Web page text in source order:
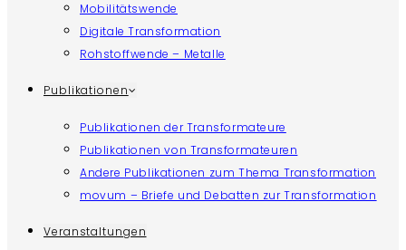
Mobilitätswende
Digitale Transformation
Rohstoffwende – Metalle
Publikationen
Publikationen der Transformateure
Publikationen von Transformateuren
Andere Publikationen zum Thema Transformation
movum – Briefe und Debatten zur Transformation
Veranstaltungen